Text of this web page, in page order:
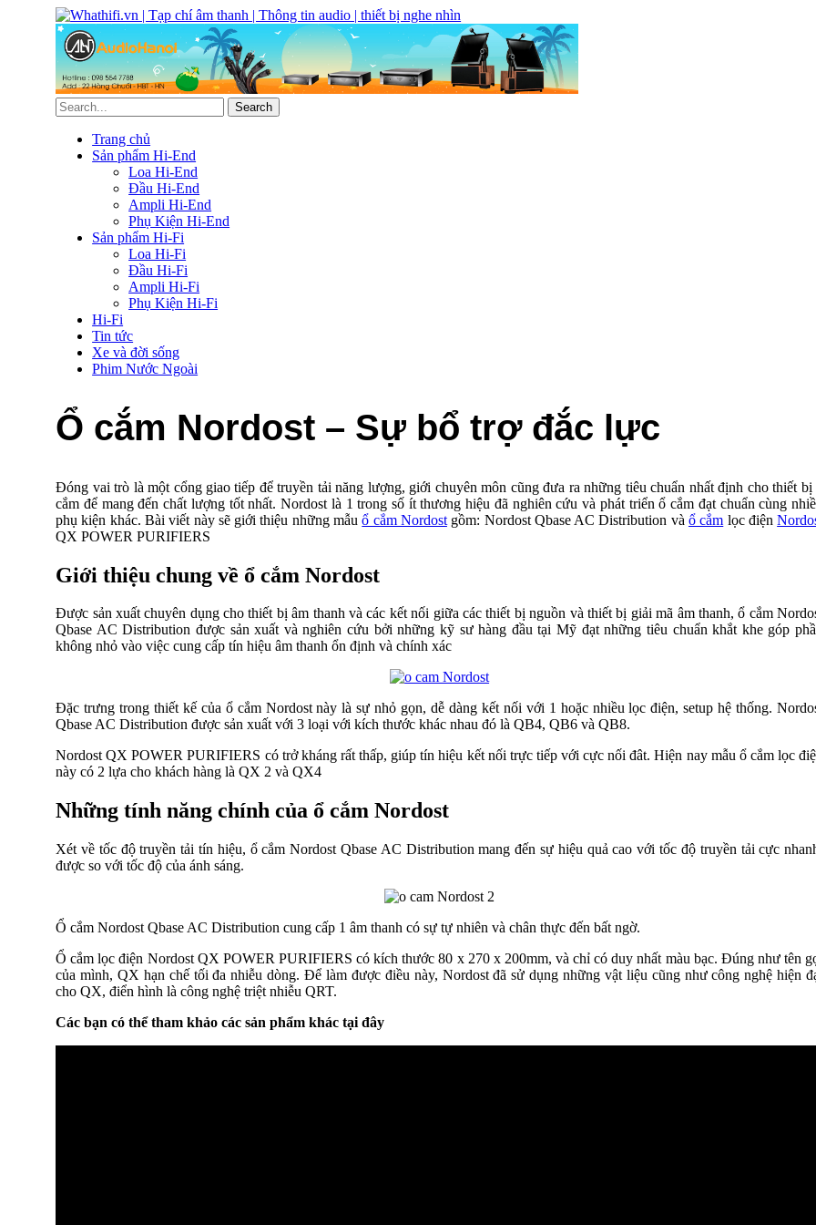
Trang chủ
Sản phẩm Hi-End
Loa Hi-End
Đầu Hi-End
Ampli Hi-End
Phụ Kiện Hi-End
Sản phẩm Hi-Fi
Loa Hi-Fi
Đầu Hi-Fi
Ampli Hi-Fi
Phụ Kiện Hi-Fi
Hi-Fi
Tin tức
Xe và đời sống
Phim Nước Ngoài
Ổ cắm Nordost – Sự bổ trợ đắc lực
Đóng vai trò là một cổng giao tiếp để truyền tải năng lượng, giới chuyên môn cũng đưa ra những tiêu chuẩn nhất định cho thiết bị
cắm để mang đến chất lượng tốt nhất. Nordost là 1 trong số ít thương hiệu đã nghiên cứu và phát triển ổ cắm đạt chuẩn cùng
phụ kiện khác. Bài viết này sẽ giới thiệu những mẫuổ cắm Nordostgồm: Nordost Qbase AC Distribution và ổ cắm lọc điện
QX POWER PURIFIERS
Giới thiệu chung về ổ cắm Nordost
Được sản xuất chuyên dụng cho thiết bị âm thanh và các kết nối giữa các thiết bị nguồn và thiết bị giải mã âm thanh, ổ cắm
Qbase AC Distribution được sản xuất và nghiên cứu bởi những kỹ sư hàng đầu tại Mỹ đạt những tiêu chuẩn khắt khe góp
không nhỏ vào việc cung cấp tín hiệu âm thanh ổn định và chính xác
Đặc trưng trong thiết kế của ổ cắm Nordost này là sự nhỏ gọn, dễ dàng kết nối với 1 hoặc nhiều lọc điện, setup hệ thống.
Qbase AC Distribution được sản xuất với 3 loại với kích thước khác nhau đó là QB4, QB6 và QB8.
Nordost QX POWER PURIFIERS có trở kháng rất thấp, giúp tín hiệu kết nối trực tiếp với cực nối đât. Hiện nay mẫu ổ cắm lọc
này có 2 lựa cho khách hàng là QX 2 và QX4
Những tính năng chính của ổ cắm Nordost
Xét về tốc độ truyền tải tín hiệu, ổ cắm Nordost Qbase AC Distribution mang đến sự hiệu quả cao với tốc độ truyền tải cực
được so với tốc độ của ánh sáng.
Ổ cắm Nordost Qbase AC Distribution cung cấp 1 âm thanh có sự tự nhiên và chân thực đến bất ngờ.
Ổ cắm lọc điện Nordost QX POWER PURIFIERS có kích thước 80 x 270 x 200mm, và chỉ có duy nhất màu bạc. Đúng như tên
của mình, QX hạn chế tối đa nhiễu dòng. Để làm được điều này, Nordost đã sử dụng những vật liệu cũng như công nghệ hiện
cho QX, điển hình là công nghệ triệt nhiễu QRT.
Các bạn có thể tham khảo các sản phẩm khác tại đây